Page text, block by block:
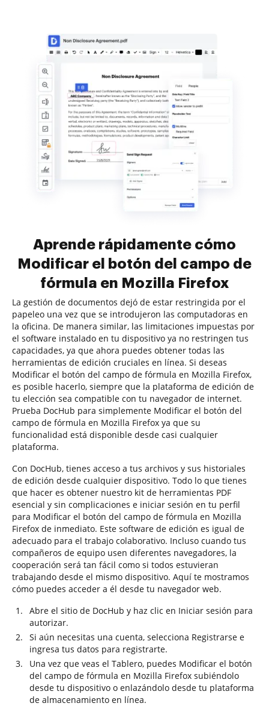
Aprende rápidamente cómo
Modificar el botón del campo de
fórmula en Mozilla Firefox
La gestión de documentos dejó de estar restringida por el
papeleo una vez que se introdujeron las computadoras en
la oficina. De manera similar, las limitaciones impuestas por
el software instalado en tu dispositivo ya no restringen tus
capacidades, ya que ahora puedes obtener todas las
herramientas de edición cruciales en línea. Si deseas
Modificar el botón del campo de fórmula en Mozilla Firefox,
es posible hacerlo, siempre que la plataforma de edición de
tu elección sea compatible con tu navegador de internet.
Prueba DocHub para simplemente Modificar el botón del
campo de fórmula en Mozilla Firefox ya que su
funcionalidad está disponible desde casi cualquier
plataforma.
Con DocHub, tienes acceso a tus archivos y sus historiales
de edición desde cualquier dispositivo. Todo lo que tienes
que hacer es obtener nuestro kit de herramientas PDF
esencial y sin complicaciones e iniciar sesión en tu perfil
para Modificar el botón del campo de fórmula en Mozilla
Firefox de inmediato. Este software de edición es igual de
adecuado para el trabajo colaborativo. Incluso cuando tus
compañeros de equipo usen diferentes navegadores, la
cooperación será tan fácil como si todos estuvieran
trabajando desde el mismo dispositivo. Aquí te mostramos
cómo puedes acceder a él desde tu navegador web.
Abre el sitio de DocHub y haz clic en Iniciar sesión para
autorizar.
Si aún necesitas una cuenta, selecciona Registrarse e
ingresa tus datos para registrarte.
Una vez que veas el Tablero, puedes Modificar el botón
del campo de fórmula en Mozilla Firefox subiéndolo
desde tu dispositivo o enlazándolo desde tu plataforma
de almacenamiento en línea.